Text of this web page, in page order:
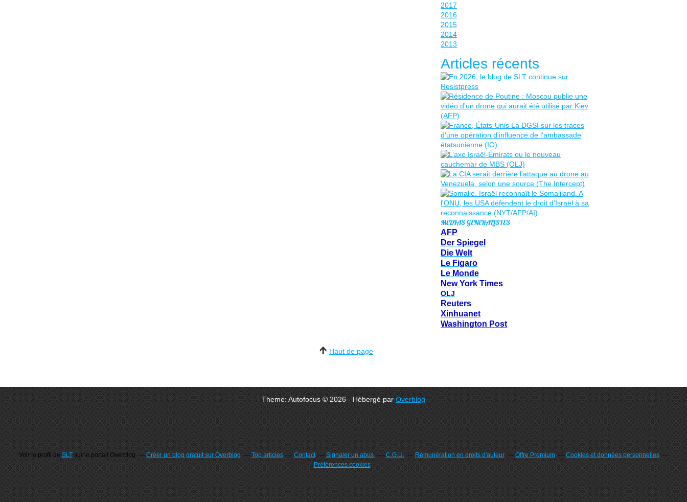
2017
2016
2015
2014
2013
Articles récents
MEDIAS GENERALISTES
AFP
Der Spiegel
Die Welt
Le Figaro
Le Monde
New York Times
OLJ
Reuters
Xinhuanet
Washington Post
Haut de page
Theme: Autofocus © 2026 - Hébergé parOverblog
Voir le profil deSLTsur le portail Overblog Créer un blog gratuit sur Overblog Top articles Contact Signaler un abus C.G.U. Rémunération en droits d'auteur Offre Premium
Cookies et données personnelles
Préférences cookies